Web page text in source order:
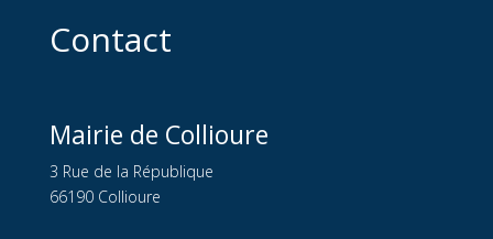
Contact
Mairie de Collioure
3 Rue de la République
66190 Collioure